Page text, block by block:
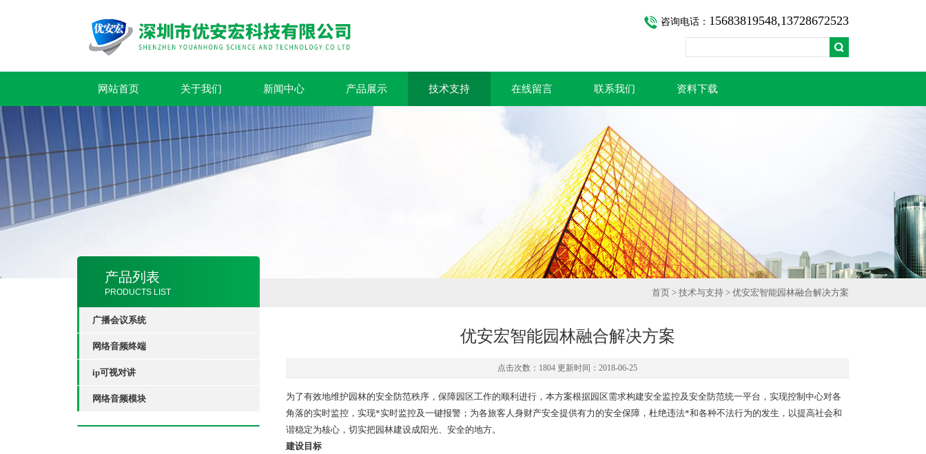
咨询电话： 15683819548,13728672523
网站首页 关于我们 新闻中心 产品展示 技术支持 在线留言 联系我们 资料下载
产品列表
PRODUCTS LIST
广播会议系统
网络音频终端
ip可视对讲
网络音频模块
首页 > 技术与支持 > 优安宏智能园林融合解决方案
优安宏智能园林融合解决方案
点击次数：1804 更新时间：2018-06-25
为了有效地维护园林的安全防范秩序，保障园区工作的顺利进行，本方案根据园区需求构建安全监控及安全防范统一平台，实现控制中心对各
角落的实时监控，实现*实时监控及一键报警；为各旅客人身财产安全提供有力的安全保障，杜绝违法*和各种不法行为的发生，以提高社会和
谐稳定为核心，切实把园林建设成阳光、安全的地方。
建设目标